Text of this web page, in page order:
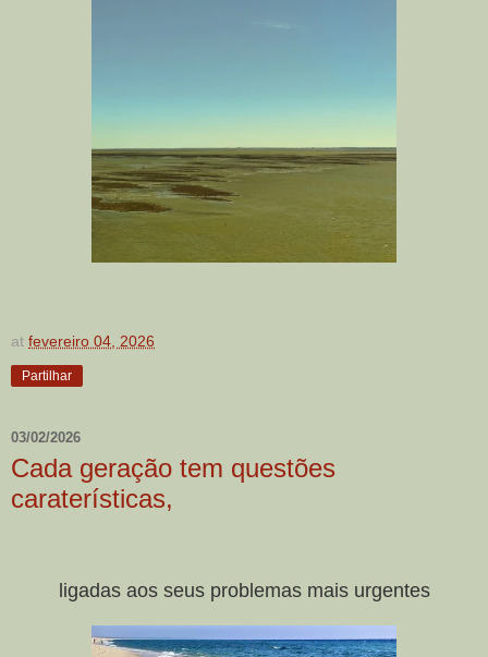
at fevereiro 04, 2026
Partilhar
03/02/2026
Cada geração tem questões
caraterísticas,
ligadas aos seus problemas mais urgentes